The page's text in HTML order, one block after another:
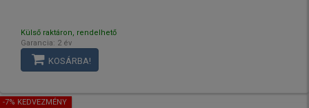
Külső raktáron, rendelhető
Garancia: 2 év
KOSÁRBA!
-7% KEDVEZMÉNY